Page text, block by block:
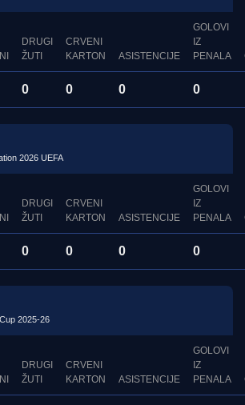
DRUGI
ŽUTI
CRVENI
KARTON
ASISTENCIJE
GOLOVI
IZ
PENALA
0 0 0 0
2026 UEFA
DRUGI
ŽUTI
CRVENI
KARTON
ASISTENCIJE
GOLOVI
IZ
PENALA
0 0 0 0
2025-26
DRUGI
ŽUTI
CRVENI
KARTON
ASISTENCIJE
GOLOVI
IZ
PENALA